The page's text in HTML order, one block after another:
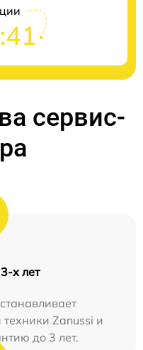
сервис-
х лет
Zanussi и
до 3 лет.